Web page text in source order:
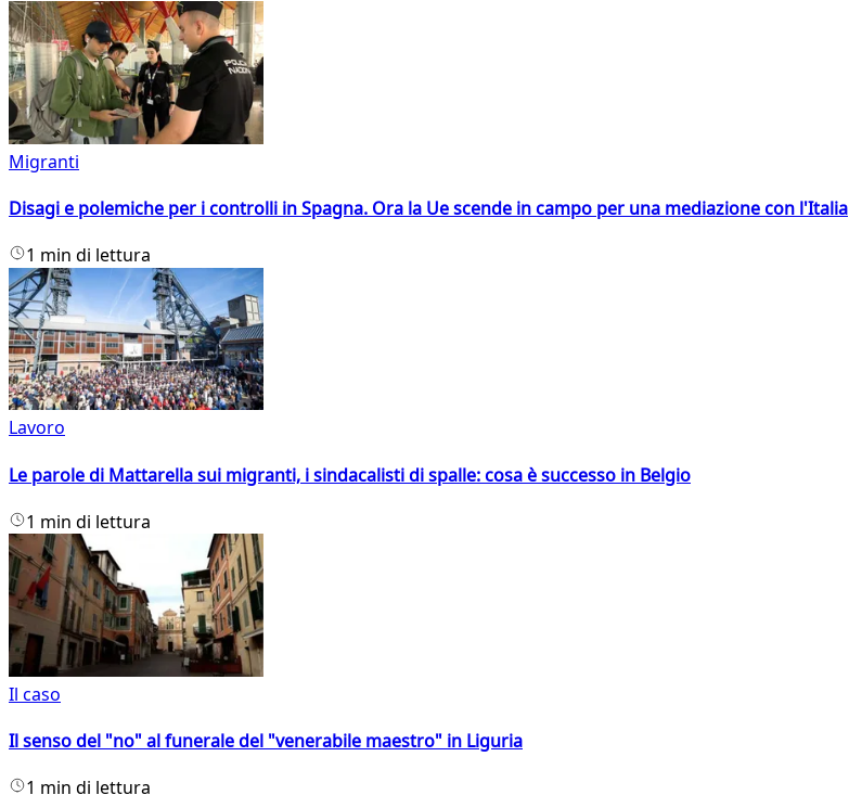
Migranti
Disagi e polemiche per i controlli in Spagna. Ora la Ue scende in campo per una mediazione con l'Italia
1 min di lettura
Lavoro
Le parole di Mattarella sui migranti, i sindacalisti di spalle: cosa è successo in Belgio
1 min di lettura
Il caso
Il senso del "no" al funerale del "venerabile maestro" in Liguria
1 min di lettura